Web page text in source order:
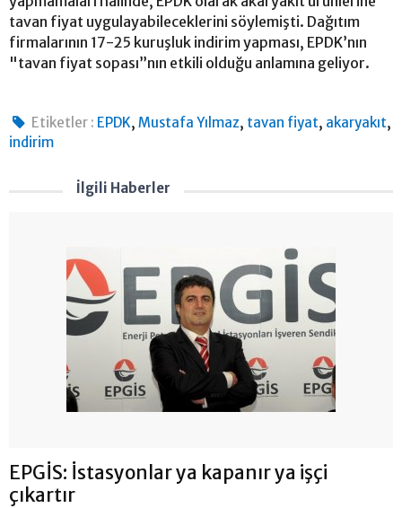
tavan fiyat uygulayabileceklerini söylemişti. Dağıtım
firmalarının 17-25 kuruşluk indirim yapması, EPDK’nın
"tavan fiyat sopası”nın etkili olduğu anlamına geliyor.
Etiketler : EPDK,Mustafa Yılmaz, tavan fiyat, akaryakıt,
indirim
İlgili Haberler
EPGİS: İstasyonlar ya kapanır ya işçi
çıkartır